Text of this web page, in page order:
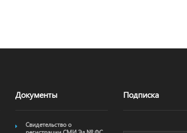
Документы
Свидетельство о
Подписка